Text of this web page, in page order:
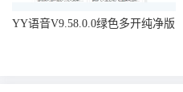
YY语音V9.58.0.0绿色多开纯净版